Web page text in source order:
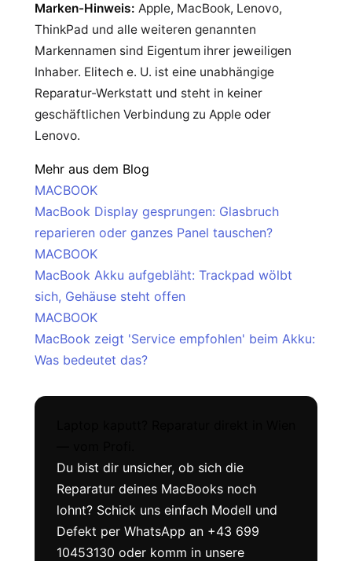
Marken-Hinweis: Apple, MacBook, Lenovo,
ThinkPad und alle weiteren genannten
Markennamen sind Eigentum ihrer jeweiligen
Inhaber. Elitech e. U. ist eine unabhängige
Reparatur-Werkstatt und steht in keiner
geschäftlichen Verbindung zu Apple oder
Lenovo.
Mehr aus dem Blog
MACBOOK
MacBook Display gesprungen: Glasbruch
reparieren oder ganzes Panel tauschen?
MACBOOK
MacBook Akku aufgebläht: Trackpad wölbt
sich, Gehäuse steht offen
MACBOOK
MacBook zeigt 'Service empfohlen' beim Akku:
Was bedeutet das?
Du bist dir unsicher, ob sich die
Reparatur deines MacBooks noch
lohnt? Schick uns einfach Modell und
Defekt per WhatsApp an +43 699
10453130 oder komm in unsere